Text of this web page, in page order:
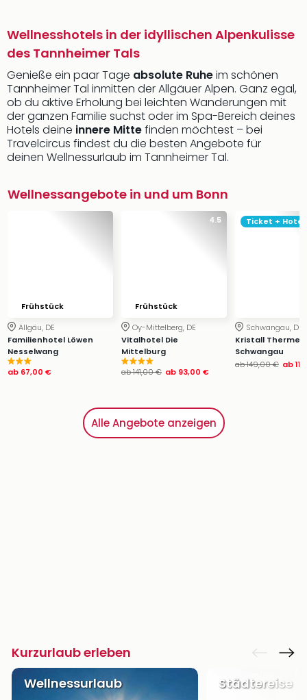
Wellnesshotels in der idyllischen Alpenkulisse
des Tannheimer Tals
Genieße ein paar Tage absolute Ruheim schönen
Tannheimer Tal inmitten der Allgäuer Alpen. Ganz egal,
ob du aktive Erholung bei leichten Wanderungen mit
der ganzen Familie suchst oder im Spa-Bereich deines
Hotels deine innere Mittefinden möchtest – bei
Travelcircus findest du die besten Angebote für
deinen Wellnessurlaub im Tannheimer Tal.
Wellnessangebote in und um Bonn
Frühstück
Allgäu, DE
Familienhotel Löwen
Nesselwang
ab 67,00 €
4.5
Frühstück
Oy-Mittelberg, DE
Vitalhotel Die
Mittelburg
ab141,00 € ab 93,00 €
Ticket + Hotel
Schwangau, DE
Kristall Therme
Schwangau
ab149,00 € ab
Alle Angebote anzeigen
Kurzurlaub erleben
Wellnessurlaub
Städtereise